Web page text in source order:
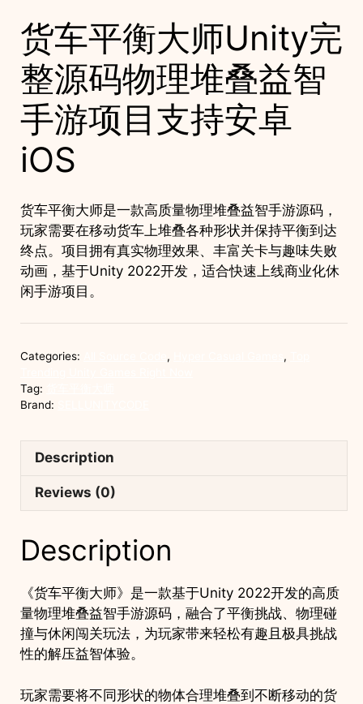
货车平衡大师Unity完
整源码物理堆叠益智
手游项目支持安卓
iOS
货车平衡大师是一款高质量物理堆叠益智手游源码，
玩家需要在移动货车上堆叠各种形状并保持平衡到达
终点。项目拥有真实物理效果、丰富关卡与趣味失败
动画，基于Unity 2022开发，适合快速上线商业化休
闲手游项目。
Categories: , ,
Tag:
Brand:
Description
Reviews (0)
Description
《货车平衡大师》是一款基于Unity 2022开发的高质
量物理堆叠益智手游源码，融合了平衡挑战、物理碰
撞与休闲闯关玩法，为玩家带来轻松有趣且极具挑战
性的解压益智体验。
玩家需要将不同形状的物体合理堆叠到不断移动的货